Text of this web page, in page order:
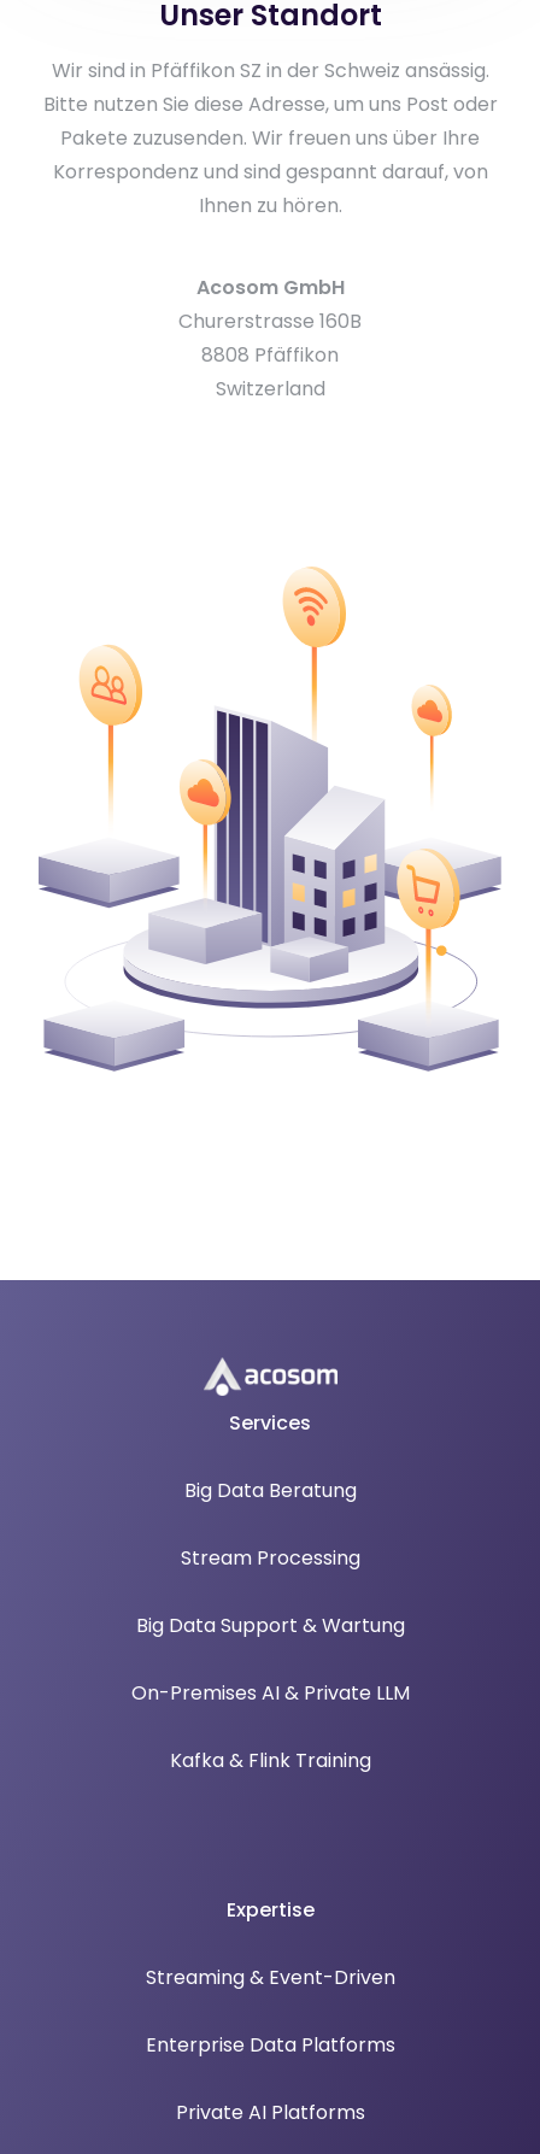
Unser Standort
Wir sind in Pfäffikon SZ in der Schweiz ansässig.
Bitte nutzen Sie diese Adresse, um uns Post oder
Pakete zuzusenden. Wir freuen uns über Ihre
Korrespondenz und sind gespannt darauf, von
Ihnen zu hören.
Acosom GmbH
Churerstrasse 160B
8808 Pfäffikon
Switzerland
Services
Big Data Beratung
Stream Processing
Big Data Support & Wartung
On-Premises AI & Private LLM
Kafka & Flink Training
Expertise
Streaming & Event-Driven
Enterprise Data Platforms
Private AI Platforms